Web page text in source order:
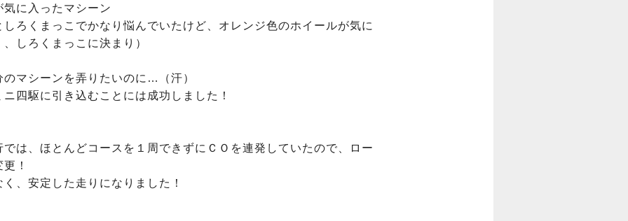
気に入ったマシーン
しろくまっこでかなり悩んでいたけど、オレンジ色のホイールが気に
しろくまっこに決まり）
マシーンを弄りたいのに…（汗）
四駆に引き込むことには成功しました！
では、ほとんどコースを１周できずにＣＯを連発していたので、ロー
！
、安定した走りになりました！